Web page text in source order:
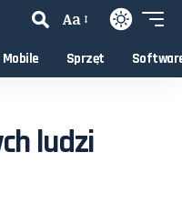
Aa
Mobile Sprzęt
ludzi